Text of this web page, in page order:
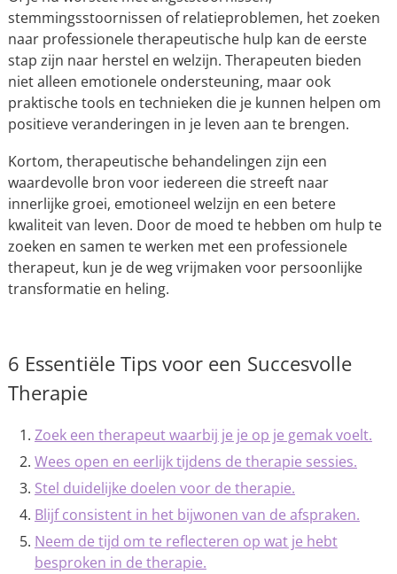
stemmingsstoornissen of relatieproblemen, het zoeken
naar professionele therapeutische hulp kan de eerste
stap zijn naar herstel en welzijn. Therapeuten bieden
niet alleen emotionele ondersteuning, maar ook
praktische tools en technieken die je kunnen helpen om
positieve veranderingen in je leven aan te brengen.
Kortom, therapeutische behandelingen zijn een
waardevolle bron voor iedereen die streeft naar
innerlijke groei, emotioneel welzijn en een betere
kwaliteit van leven. Door de moed te hebben om hulp te
zoeken en samen te werken met een professionele
therapeut, kun je de weg vrijmaken voor persoonlijke
transformatie en heling.
6 Essentiële Tips voor een Succesvolle
Therapie
Zoek een therapeut waarbij je je op je gemak voelt.
Wees open en eerlijk tijdens de therapie sessies.
Stel duidelijke doelen voor de therapie.
Blijf consistent in het bijwonen van de afspraken.
Neem de tijd om te reflecteren op wat je hebt
besproken in de therapie.